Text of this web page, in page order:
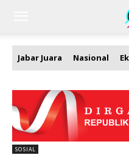
Jabar Juara Nasional
SOSIAL